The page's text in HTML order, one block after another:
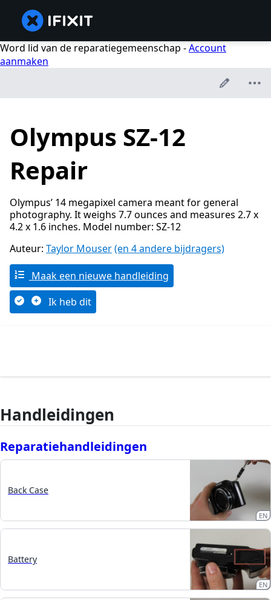
Word lid van de reparatiegemeenschap -Account
aanmaken
Olympus SZ-12
Repair
Olympus’ 14 megapixel camera meant for general
photography. It weighs 7.7 ounces and measures 2.7 x
4.2 x 1.6 inches. Model number: SZ-12
Auteur: Taylor Mouser(en 4 andere bijdragers)
Maak een nieuwe handleiding
Ik heb dit
Handleidingen
Reparatiehandleidingen
Back Case
EN
Battery
EN